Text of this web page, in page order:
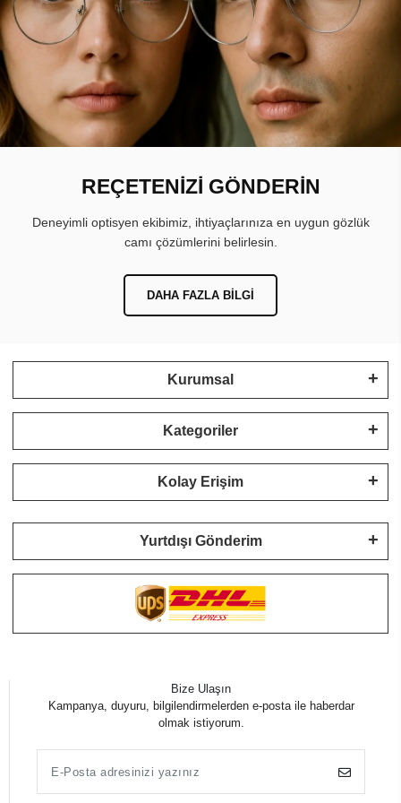
REÇETENİZİ GÖNDERİN
Deneyimli optisyen ekibimiz, ihtiyaçlarınıza en uygun gözlük
camı çözümlerini belirlesin.
DAHA FAZLA BILGI
Kurumsal
Kategoriler
Kolay Erişim
Yurtdışı Gönderim
Bize Ulaşın
Kampanya, duyuru, bilgilendirmelerden e-posta ile haberdar
olmak istiyorum.